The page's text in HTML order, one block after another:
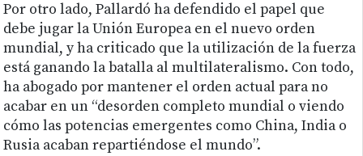
Por otro lado, Pallardó ha defendido el papel que
debe jugar la Unión Europea en el nuevo orden
mundial, y ha criticado que la utilización de la fuerza
está ganando la batalla al multilateralismo. Con todo,
ha abogado por mantener el orden actual para no
acabar en un “desorden completo mundial o viendo
cómo las potencias emergentes como China, India o
Rusia acaban repartiéndose el mundo”.